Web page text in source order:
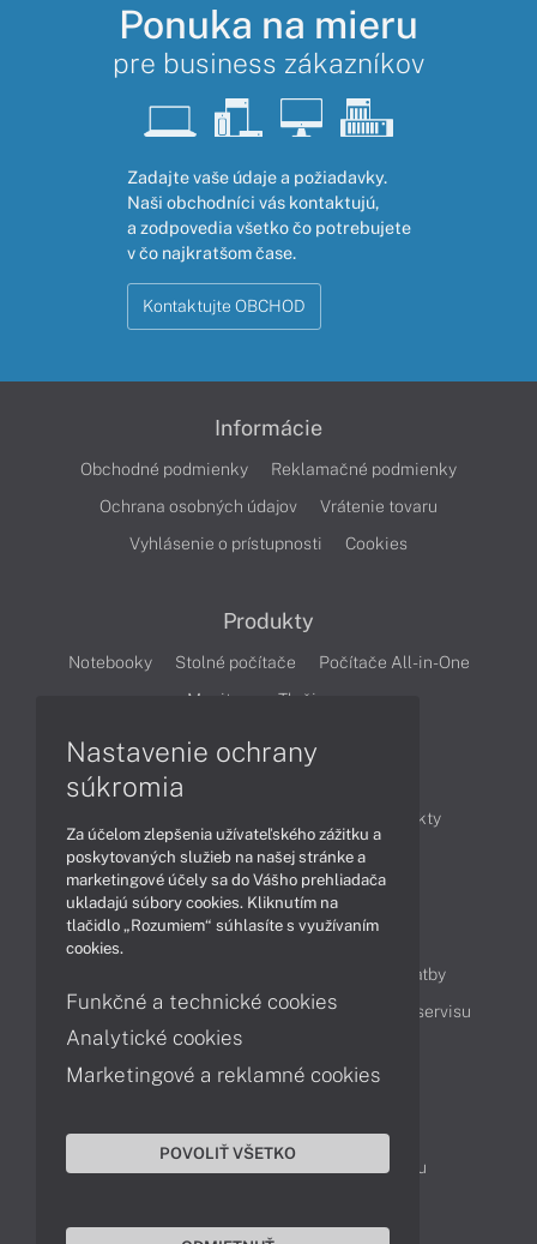
Ponuka na mieru
pre business zákazníkov
Zadajte vaše údaje a požiadavky.
Naši obchodníci vás kontaktujú,
a zodpovedia všetko čo potrebujete
v čo najkratšom čase.
Kontaktujte OBCHOD
Informácie
Obchodné podmienky
Reklamačné podmienky
Ochrana osobných údajov
Vrátenie tovaru
Vyhlásenie o prístupnosti
Cookies
Produkty
Notebooky Stolné počítače
Počítače All-in-One
Monitory
Tlačiarne
Produkty
Technológie
Videá
Obsah
Možnosti doručenia a platby
Podpora a servis
Servisné služby Cenník servisu
Kontakty
043 4224 771
Obchodné oddelenie
Reklamácia tovaru
Nastavenie ochrany
súkromia
Za účelom zlepšenia užívateľského zážitku a
poskytovaných služieb na našej stránke a
marketingové účely sa do Vášho prehliadača
ukladajú súbory cookies. Kliknutím na
tlačidlo „Rozumiem“ súhlasíte s využívaním
cookies.
Funkčné a technické cookies
Analytické cookies
Marketingové a reklamné cookies
POVOLIŤ VŠETKO